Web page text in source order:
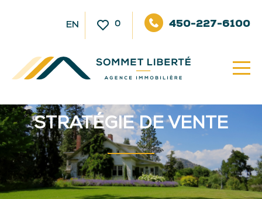
EN 0 450-227-6100
STRATÉGIE DE VENTE